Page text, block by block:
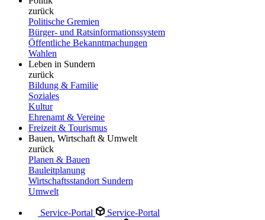
zurück
Politische Gremien
Bürger- und Ratsinformationssystem
Öffentliche Bekanntmachungen
Wahlen
Leben in Sundern
zurück
Bildung & Familie
Soziales
Kultur
Ehrenamt & Vereine
Freizeit & Tourismus
Bauen, Wirtschaft & Umwelt
zurück
Planen & Bauen
Bauleitplanung
Wirtschaftsstandort Sundern
Umwelt
Service-Portal
Service-Portal